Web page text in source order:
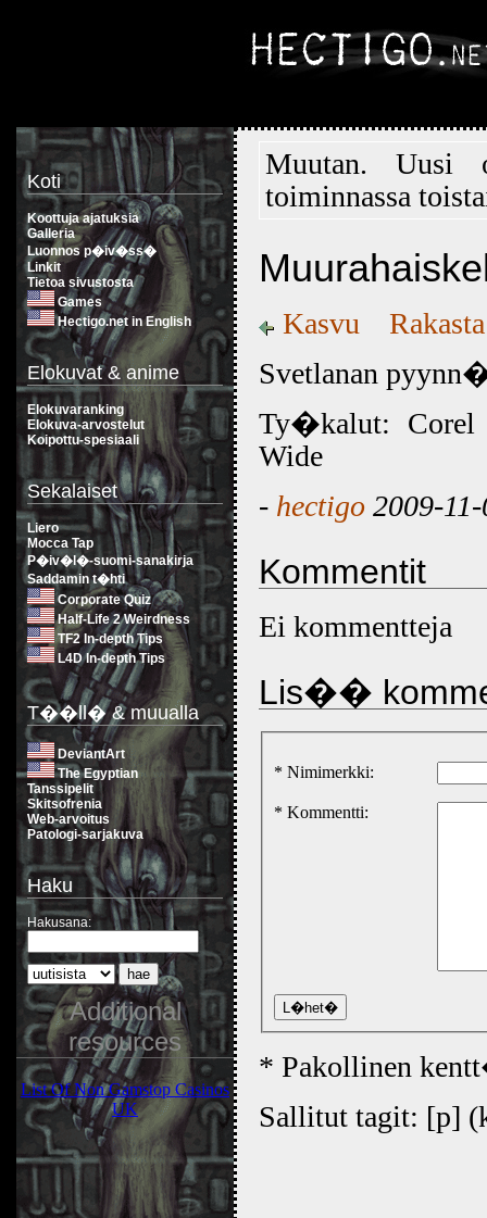
Koti
Koottuja ajatuksia
Galleria
Luonnos p�iv�ss�
Linkit
Tietoa sivustosta
Games
Hectigo.net in English
Elokuvat & anime
Elokuvaranking
Elokuva-arvostelut
Koipottu-spesiaali
Sekalaiset
Liero
Mocca Tap
P�iv�l�-suomi-sanakirja
Saddamin t�hti
Corporate Quiz
Half-Life 2 Weirdness
TF2 In-depth Tips
L4D In-depth Tips
T��ll� & muualla
DeviantArt
The Egyptian
Tanssipelit
Skitsofrenia
Web-arvoitus
Patologi-sarjakuva
Haku
Hakusana:
Muutan.
toiminnassa
Kasvu
Svetlanan
Ty�kalut: Corel
Wide
- hectigo 2009-
Kommentit
Ei kommentteja
Lis��
* Nimimerkki:
* Kommentti:
* Pakollinen
Sallitut tagit: [p]
Additional
resources
List Of Non Gamstop Casinos
UK